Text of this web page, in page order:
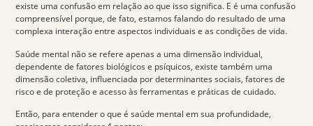
existe uma confusão em relação ao que isso significa. E é uma confusão
compreensível porque, de fato, estamos falando do resultado de uma
complexa interação entre aspectos individuais e as condições de vida.
Saúde mental não se refere apenas a umadimensão individual
dependente de fatores biológicos e psíquicos, existe também uma
dimensão coletiva , influenciada por determinantes sociais, fatores de
risco e de proteção e acesso às ferramentas e práticas de cuidado.
Então, para entender o que é saúde mental em sua profundidade,